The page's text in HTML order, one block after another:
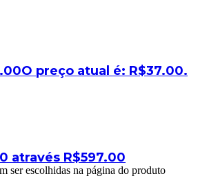
O preço atual é: R$37.00.
através R$597.00
ser escolhidas na página do produto